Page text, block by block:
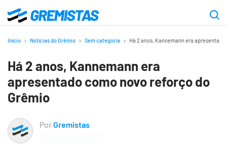
para
principal
Gremistas
Início Notícias do Grêmio Sem categoria Há 2 anos, Kannemann era
Há 2 anos, Kannemann era
apresentado como novo reforço do
Grêmio
PorGremistas